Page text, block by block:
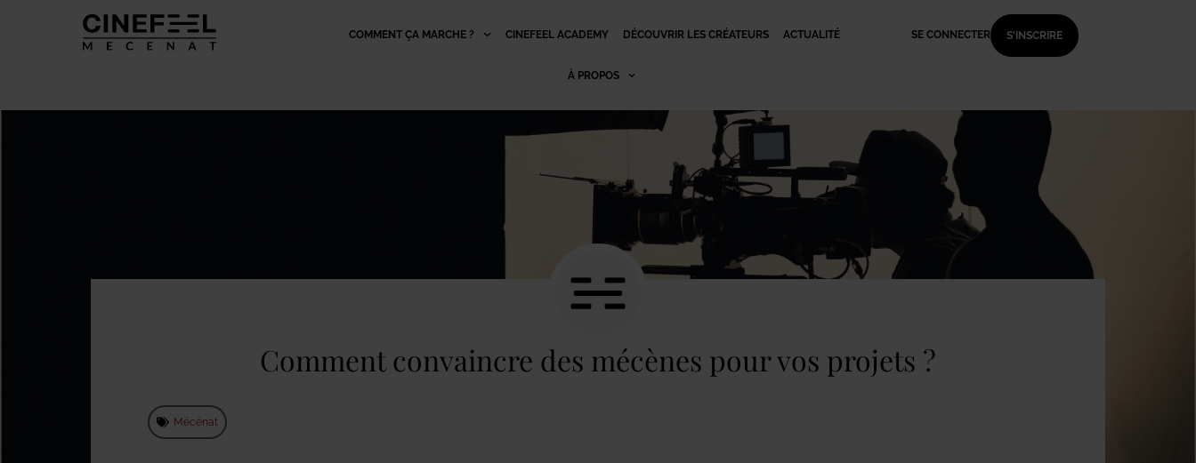
COMMENT ÇA MARCHE ? CINEFEEL ACADEMY DÉCOUVRIR LES CRÉATEURS ACTUALITÉ
À PROPOS
SE CONNECTER S'INSCRIRE
Comment convaincre des mécènes pour vos projets ?
Mécénat